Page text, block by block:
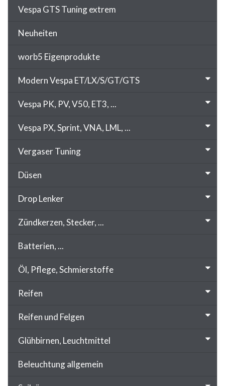
Vespa GTS Tuning extrem
Neuheiten
worb5 Eigenprodukte
Modern Vespa ET/LX/S/GT/GTS
Vespa PK, PV, V50, ET3, ...
Vespa PX, Sprint, VNA, LML, ...
Vergaser Tuning
Düsen
Drop Lenker
Zündkerzen, Stecker, ...
Batterien, ...
Öl, Pflege, Schmierstoffe
Reifen
Reifen und Felgen
Glühbirnen, Leuchtmittel
Beleuchtung allgemein